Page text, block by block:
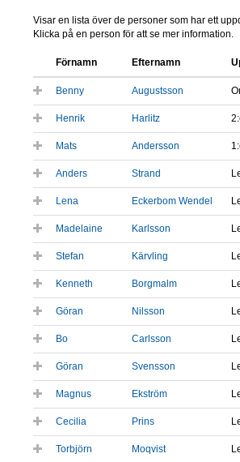
Visar en lista över de personer som har ett
Klicka på en person för att se mer information.
Förnamn Efternamn
Benny Augustsson
Henrik Harlitz
Mats Andersson
Anders Strand
Lena Eckerbom Wendel
Madelaine Karlsson
Stefan Kärvling
Kenneth Borgmalm
Göran Nilsson
Bo Carlsson
Göran Svensson
Magnus Ekström
Cecilia Prins
Torbjörn Moqvist